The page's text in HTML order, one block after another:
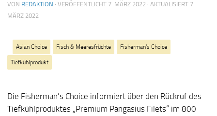
VON REDAKTION · VERÖFFENTLICHT 7. MÄRZ 2022 · AKTUALISIERT 7.
MÄRZ 2022
Asian Choice Fisch & Meeresfrüchte Fisherman’s Choice
Tiefkühlprodukt
Die Fisherman’s Choice informiert über den Rückruf des
Tiefkühlproduktes „Premium Pangasius Filets“ im 800